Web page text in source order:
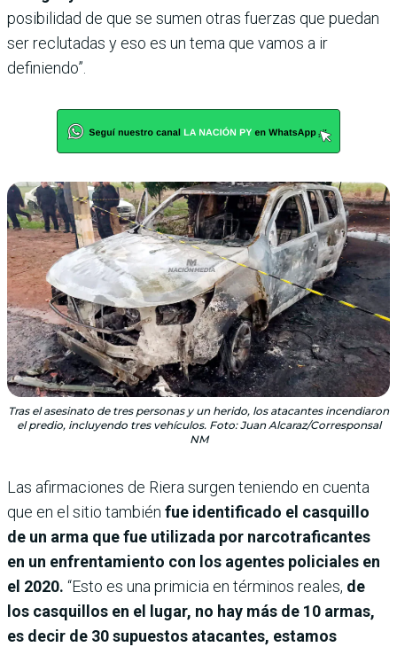
posibilidad de que se sumen otras fuerzas que puedan
ser reclutadas y eso es un tema que vamos a ir
definiendo”.
Tras el asesinato de tres personas y un herido, los atacantes incendiaron
el predio, incluyendo tres vehículos. Foto: Juan Alcaraz/Corresponsal
NM
Las afirmaciones de Riera surgen teniendo en cuenta
que en el sitio también fue identificado el casquillo
de un arma que fue utilizada por narcotraficantes
en un enfrentamiento con los agentes policiales en
el 2020. “Esto es una primicia en términos reales, de
los casquillos en el lugar, no hay más de 10 armas,
es decir de 30 supuestos atacantes, estamos